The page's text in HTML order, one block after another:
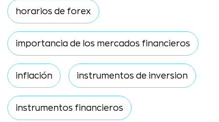
horarios de forex
importancia de los mercados financieros
inflación instrumentos de inversion
instrumentos financieros